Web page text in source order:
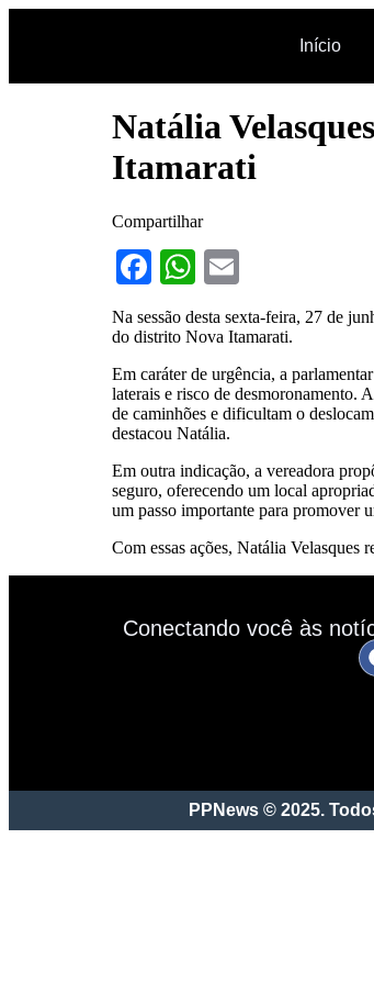
Início
Natália
Itamarati
Compartilhar
Facebook
WhatsApp
Na sessão desta sexta-feira, 27 de
do distrito Nova Itamarati.
Em caráter de urgência, a
laterais e risco de desmoronamento.
de caminhões e dificultam o
destacou Natália.
Em outra indicação, a vereadora
seguro, oferecendo um local
um passo importante para promover
Com essas ações, Natália Velasques
Conectando você às
PPNews © 2025.